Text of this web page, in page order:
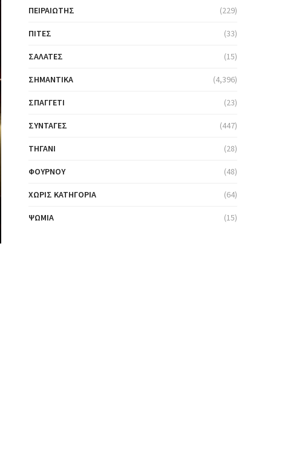
ΠΕΙΡΑΙΏΤΗΣ (229)
ΠΊΤΕΣ (33)
ΣΑΛΆΤΕΣ (15)
ΣΗΜΑΝΤΙΚΆ (4,396)
ΣΠΑΓΓΈΤΙ (23)
ΣΥΝΤΑΓΈΣ (447)
ΤΗΓΆΝΙ (28)
ΦΟΎΡΝΟΥ (48)
ΧΩΡΊΣ ΚΑΤΗΓΟΡΊΑ (64)
ΨΩΜΙΆ (15)